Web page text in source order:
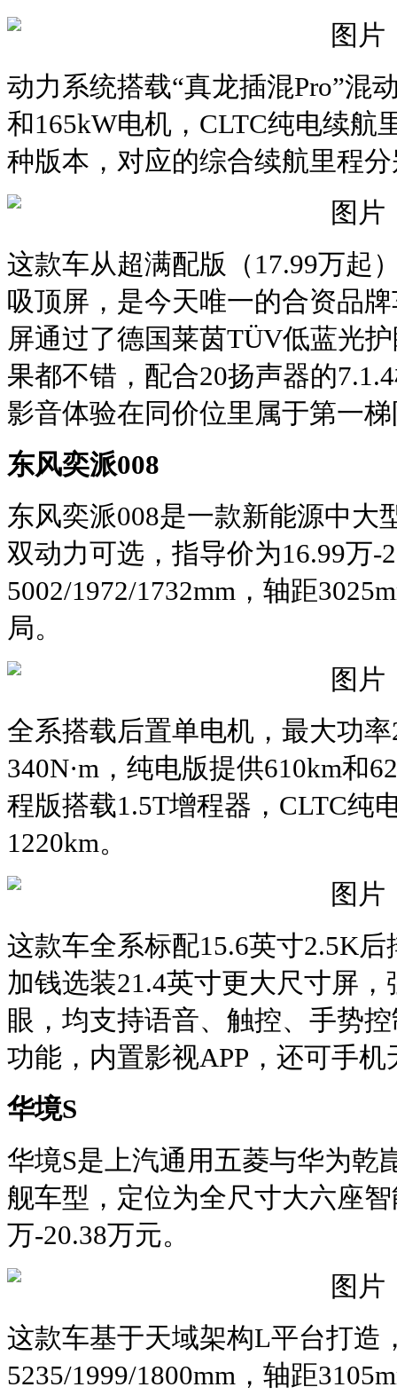
动力系统搭载“真龙插混Pro”混
和165kW电机，CLTC纯电续航
种版本，对应的综合续航里程
这款车从超满配版（17.99万起
吸顶屏，是今天唯一的合资品
屏通过了德国莱茵TÜV低蓝光
果都不错，配合20扬声器的
影音体验在同价位里属于第一
东风奕派008
东风奕派008是一款新能源中大
双动力可选，指导价为16.99万-
5002/1972/1732mm，轴距
局。
全系搭载后置单电机，最大功
340N·m，纯电版提供610km和
程版‌搭载1.5T增程器，CLTC纯
1220km‌。
这款车全系标配15.6英寸2.5K
加钱选装21.4英寸更大尺寸屏
眼，均支持语音、触控、手势
功能，内置影视APP，还可手
华境S
华境S是上汽通用五菱与华为乾
舰车型，定位为全尺寸大六座
万-20.38万元。
这款车基于天域架构L平台打造
5235/1999/1800mm，轴距